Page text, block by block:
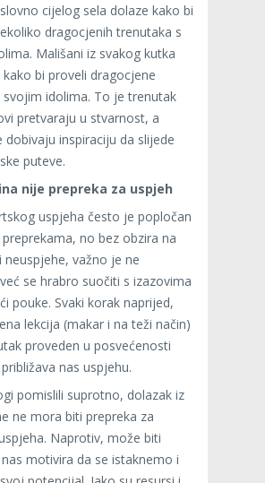
cijelog sela dolaze kako bi
dragocjenih trenutaka s
Mališani iz svakog kutka
kako bi proveli dragocjene
idolima. To je trenutak
pretvaraju u stvarnost, a
dobivaju inspiraciju da slijede
puteve.
nije prepreka za uspjeh
uspjeha često je popločan
no bez obzira na
neuspjehe, važno je ne
se hrabro suočiti s izazovima
pouke. Svaki korak naprijed,
lekcija (makar i na teži način)
proveden u posvećenosti
nas uspjehu.
pomislili suprotno, dolazak iz
ne mora biti prepreka za
Naprotiv, može biti
motivira da se istaknemo i